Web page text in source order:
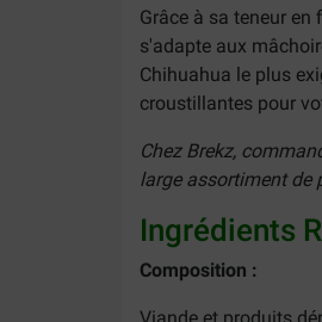
Grâce à sa teneur
s'adapte aux
Chihuahua le plus
croustillantes pour
Chez Brekz,
large assortiment de
Ingrédients
Composition :